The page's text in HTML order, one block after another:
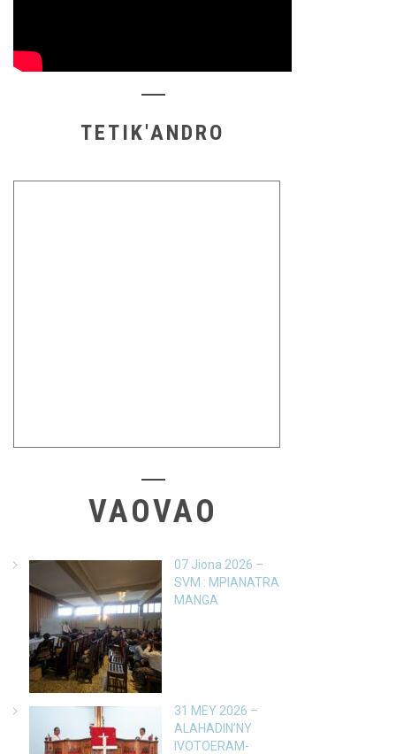
TETIK'ANDRO
VAOVAO
07 Jiona 2026 –
SVM : MPIANATRA
MANGA
31 MEY 2026 –
ALAHADIN’NY
IVOTOERAM-